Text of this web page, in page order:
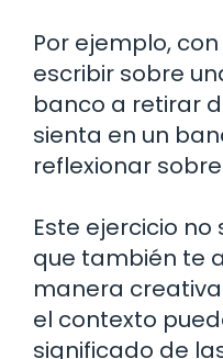
Por ejemplo,
escribir sobre
banco a retirar
sienta en un
reflexionar
Este ejercicio no
que también te
manera
el contexto
significado de